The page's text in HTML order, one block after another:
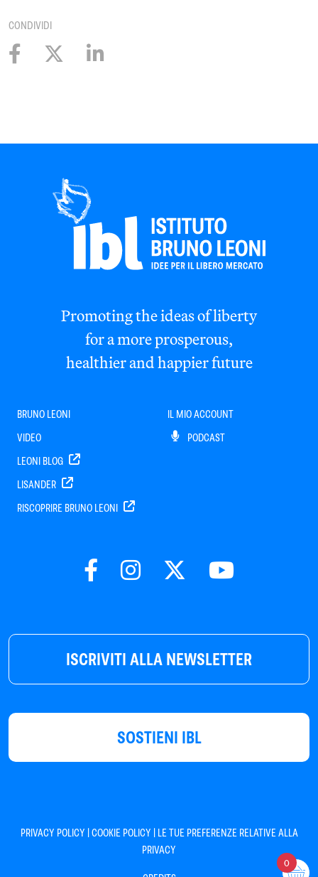
CONDIVIDI
ISCRIVITI ALLA NEWSLETTER
SOSTIENI IBL
Promoting the ideas of liberty
for a more prosperous,
healthier and happier future
BRUNO LEONI
VIDEO
LEONI BLOG
LISANDER
RISCOPRIRE BRUNO LEONI
IL MIO ACCOUNT
PODCAST
PRIVACY POLICY |COOKIE POLICY | LE TUE PREFERENZE RELATIVE ALLA
PRIVACY
0